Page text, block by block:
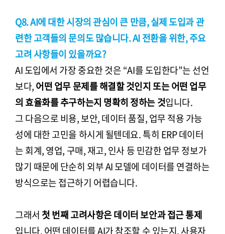
Q8. AI에 대한 시장의 관심이 큰 만큼, 실제 도입과 관
련한 고객들의 문의도 많습니다. AI 전환을 위한, 주요
고려 사항들이 있을까요?
AI 도입에서 가장 중요한 것은 “AI를 도입한다”는 선언
보다,어떤 업무 문제를 해결할 것인지 또는 어떤 업무
의 효율화를 추구하는지 명확히 정하는 것입니다.
그 다음으로 비용, 보안, 데이터 품질, 업무 적용 가능
성에 대한 고민을 하시게 될텐데요. 특히 ERP 데이터
는 회계, 영업, 구매, 재고, 인사 등 민감한 업무 정보가
많기 때문에 단순히 외부 AI 모델에 데이터를 연결하는
방식으로는 접근하기 어렵습니다.
그래서 첫 번째 고려사항은 데이터 보안과 접근 통제
입니다. 어떤 데이터를 AI가 참조할 수 있는지, 사용자